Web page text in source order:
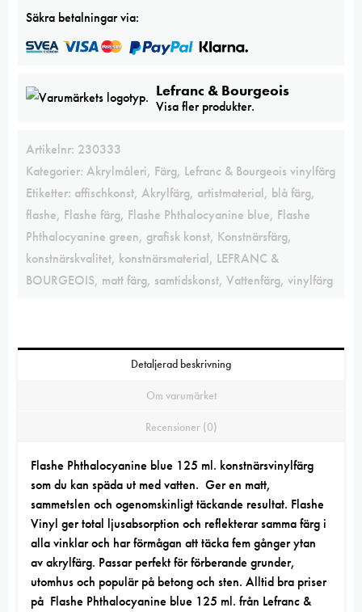
Säkra betalningar via:
Lefranc & Bourgeois
Visa fler produkter.
Artikelnr: 230333
Kategorier: Akrylmåleri, Färg, Lefranc & Bourgeois vinylfärg
Etiketter: affischkonst, Akrylfärg, artistmaterial, blå färg,
flashe, Flashe färg, Flashe Phthalocyanine blue, Flashe
Phthalocyanine green, grafisk konst, Konstnärsfärg,
konstnärskvalitet, konstnärsmaterial, LEFRANC &
BOURGEOIS, matt färg, samtidskonst, Vattenfärg, vinylfärg
Detaljerad beskrivning
Om varumärket
Recensioner (0)
Flashe Phthalocyanine blue 125 ml. konstnärsvinylfärg
som du kan späda ut med vatten. Ger en matt,
sammetslen och ogenomskinligt täckande resultat. Flashe
Vinyl ger total ljusabsorption och reflekterar samma färg i
alla vinklar och har förmågan att täcka fem gånger ytan
av akrylfärg. Passar perfekt för förberande grunder,
utomhus och populär på betong och sten. Alltid bra priser
på Flashe Phthalocyanine blue 125 ml. från Lefranc &